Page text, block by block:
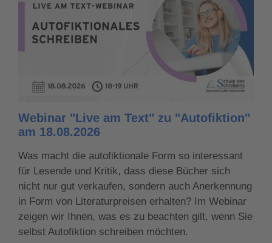
Webinar "Live am Text" zu "Autofiktion"
am 18.08.2026
Was macht die autofiktionale Form so interessant
für Lesende und Kritik, dass diese Bücher sich
nicht nur gut verkaufen, sondern auch Anerkennung
in Form von Literaturpreisen erhalten? Im Webinar
zeigen wir Ihnen, was es zu beachten gilt, wenn Sie
selbst Autofiktion schreiben möchten.